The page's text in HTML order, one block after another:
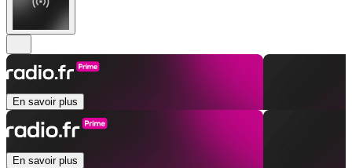
En savoir plus
En savoir plus